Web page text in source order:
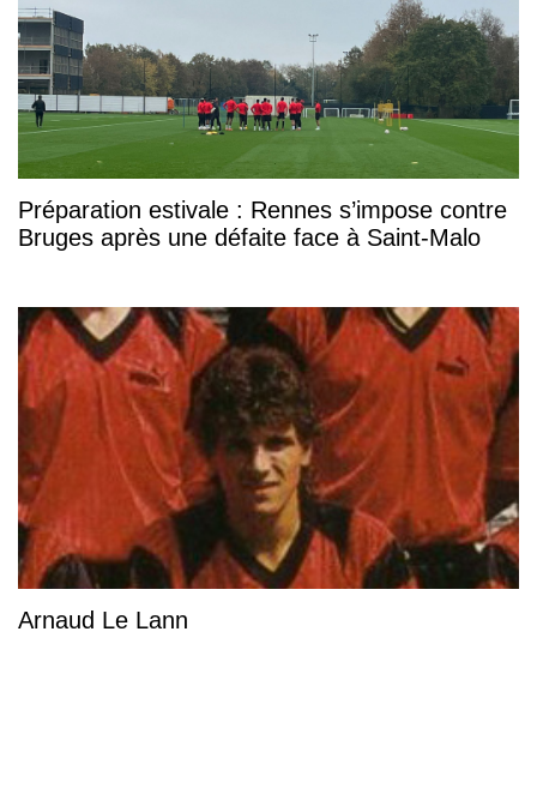
Préparation estivale : Rennes s’impose contre
Bruges après une défaite face à Saint-Malo
Arnaud Le Lann